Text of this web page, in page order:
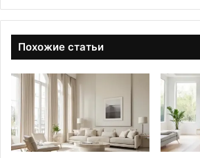
Похожие статьи